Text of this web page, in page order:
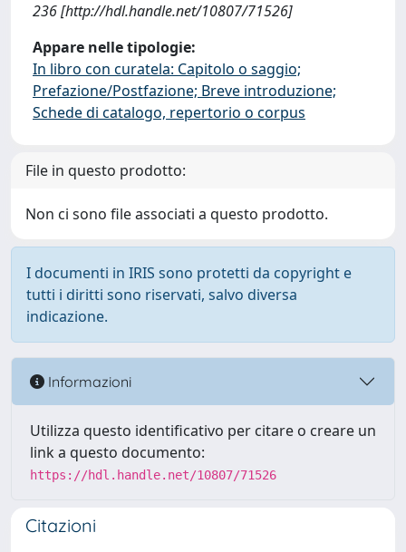
236 [http://hdl.handle.net/10807/71526]
Appare nelle tipologie:
In libro con curatela: Capitolo o saggio;
Prefazione/Postfazione; Breve introduzione;
Schede di catalogo, repertorio o corpus
File in questo prodotto:
Non ci sono file associati a questo prodotto.
I documenti in IRIS sono protetti da copyright e
tutti i diritti sono riservati, salvo diversa
indicazione.
Informazioni
Utilizza questo identificativo per citare o creare un
link a questo documento:
https://hdl.handle.net/10807/71526
Citazioni